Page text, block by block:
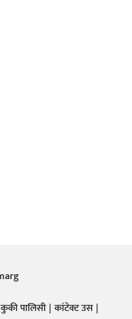
कुकी पालिसी कांटेक्ट उस